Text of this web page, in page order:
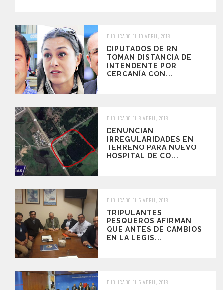
PUBLICADO EL 10 ABRIL, 2018
DIPUTADOS DE RN
TOMAN DISTANCIA DE
INTENDENTE POR
CERCANÍA CON...
PUBLICADO EL 8 ABRIL, 2018
DENUNCIAN
IRREGULARIDADES EN
TERRENO PARA NUEVO
HOSPITAL DE CO...
PUBLICADO EL 6 ABRIL, 2018
TRIPULANTES
PESQUEROS AFIRMAN
QUE ANTES DE CAMBIOS
EN LA LEGIS...
PUBLICADO EL 6 ABRIL, 2018